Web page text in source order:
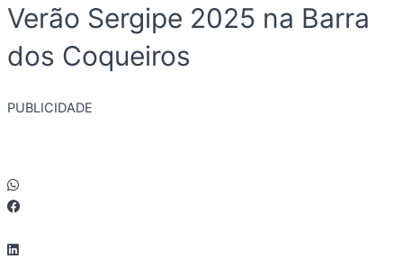
Verão Sergipe 2025 na Barra
dos Coqueiros
PUBLICIDADE